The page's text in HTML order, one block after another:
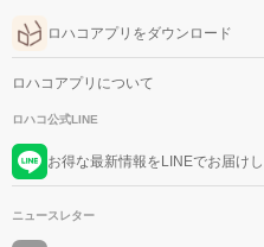
ロハコアプリをダウンロード
ロハコアプリについて
ロハコ公式LINE
お得な最新情報をLINEでお届け
ニュースレター